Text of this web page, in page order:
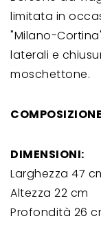
limitata in
"Milano-
laterali e
moschettone.
DIMENSIONI:
Larghezza 47
Altezza 22 cm
Profondità 26